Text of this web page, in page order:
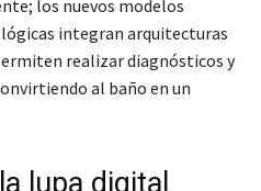
los nuevos modelos
integran arquitecturas
realizar diagnósticos y
al baño en un
lupa digital